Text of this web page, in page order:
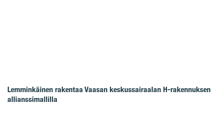
Lemminkäinen rakentaa Vaasan keskussairaalan H-rakennuksen
allianssimallilla